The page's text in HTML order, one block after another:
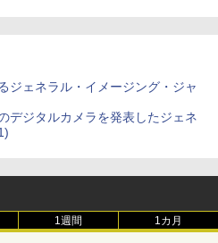
ジェネラル・イメージング・ジャ
デジタルカメラを発表したジェネ
1週間 1カ月